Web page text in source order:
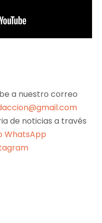
a nuestro correo
de noticias a través
WhatsApp